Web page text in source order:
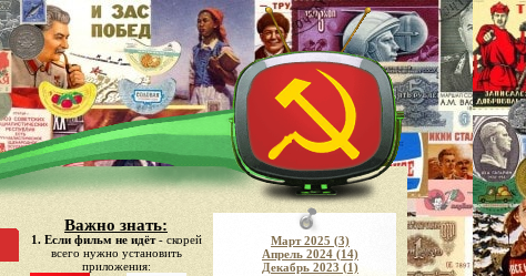
Важно знать:
1. Если фильм не идёт- скорей
всего нужно установить
приложения:
Март 2025 (3)
Апрель 2024 (14)
Декабрь 2023 (1)